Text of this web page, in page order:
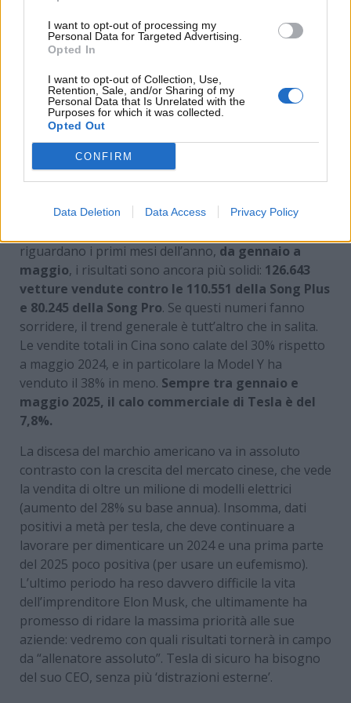
I want to opt-out of processing my
Personal Data for Targeted Advertising.
Opted In
I want to opt-out of Collection, Use,
Retention, Sale, and/or Sharing of my
Personal Data that Is Unrelated with the
Purposes for which it was collected.
Opted Out
CONFIRM
Data Deletion Data Access Privacy Policy
Un post condiviso da Tesla Motors Inc (@teslamotors.inc)
riguardano i primi mesi dell’anno, da gennaio a
maggio, i risultati sono ancora più solidi: 126.643
vetture vendute contro le 110.551 della Song Plus
e 80.245 della Song Pro. Se questi numeri fanno
sorridere, il trend generale è tutt’altro che in salita.
Le vendite totali in Cina sono calate del 30% rispetto
a maggio 2024, e in particolare la Model Y ha
venduto il 38% in meno. Sempre tra gennaio e
maggio 2025, il calo commerciale di Tesla è del
7,8%.
La discesa del marchio americano va in assoluto
contrasto con la crescita del mercato cinese, che vede
la vendita di oltre un milione di modelli elettrici
(aumento del 28% su base annua). Insomma, dati
positivi a metà per tesla, che deve continuare a
lavorare per dimenticare un 2024 e una prima parte
del 2025 poco positiva (per usare un eufemismo).
L’ultimo periodo ha reso davvero difficile la vita
dell’imprenditore Elon Musk, che ultimamente ha
promesso di ridare la massima priorità alle sue
aziende: vedremo con quali risultati tornerà in campo
da “allenatore assoluto”. Tesla di sicuro ha bisogno
del suo CEO, senza più ‘distrazioni esterne’.